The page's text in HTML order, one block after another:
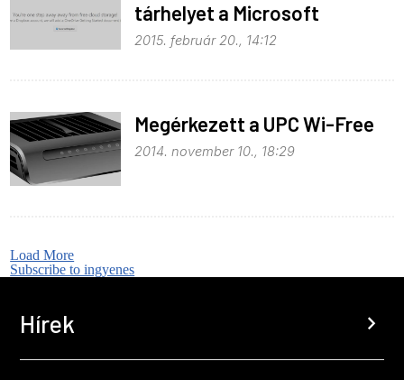
tárhelyet a Microsoft
2015. február 20., 14:12
Megérkezett a UPC Wi-Free
2014. november 10., 18:29
Load More
Subscribe to ingyenes
Hírek chevron_right